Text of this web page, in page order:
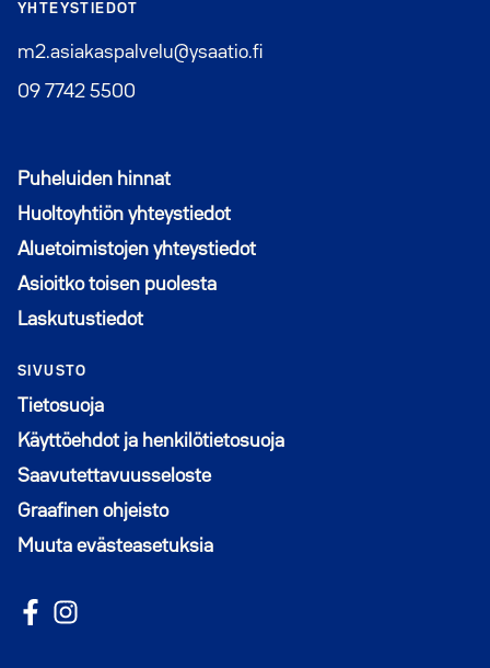
YHTEYSTIEDOT
m2.asiakaspalvelu@ysaatio.fi
09 7742 5500
Puheluiden hinnat
Huoltoyhtiön yhteystiedot
Aluetoimistojen yhteystiedot
Asioitko toisen puolesta
Laskutustiedot
SIVUSTO
Tietosuoja
Käyttöehdot ja henkilötietosuoja
Saavutettavuusseloste
Graafinen ohjeisto
Muuta evästeasetuksia
Seuraa meitä Facebookissa
Avautuu uuteen ikkunaan
Seuraa Instagramissa
Avautuu uuteen ikkunaan